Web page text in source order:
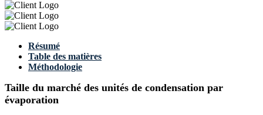
Résumé
Table des matières
Méthodologie
Taille du marché des unités de condensation par
évaporation